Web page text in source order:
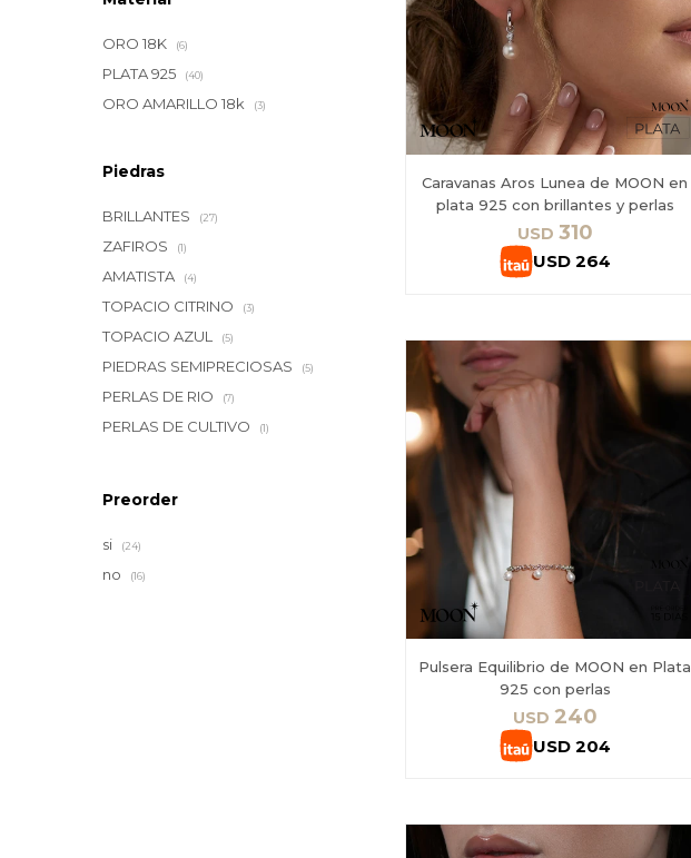
Caravanas Aros Lunea de MOON en
plata 925 con brillantes y perlas
USD 310
USD 264
Pulsera Equilibrio de MOON en Plata
925 con perlas
USD 240
USD 204
ORO 18K (6)
PLATA 925 (40)
ORO AMARILLO 18k (3)
Piedras
BRILLANTES (27)
ZAFIROS (1)
AMATISTA (4)
TOPACIO CITRINO (3)
TOPACIO AZUL (5)
PIEDRAS SEMIPRECIOSAS (5)
PERLAS DE RIO (7)
PERLAS DE CULTIVO (1)
Preorder
si (24)
no (16)